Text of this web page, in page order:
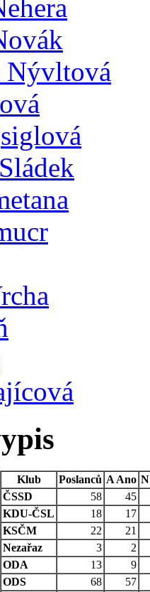
Nývltová
Klub Poslanců A Ano N
ČSSD
58
45
KDU-ČSL
18
17
KSČM
22
21
Nezařaz
3
2
ODA
13
9
ODS
68
57